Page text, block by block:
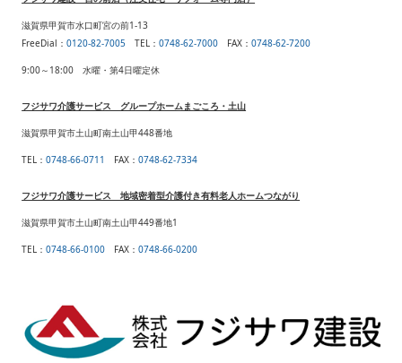
滋賀県甲賀市水口町宮の前1-13
FreeDial：0120-82-7005 TEL ：0748-62-7000 FAX ：0748-62-7200
9:00～18:00 水曜・第4日曜定休
フジサワ介護サービス グループホームまごころ・土山
滋賀県甲賀市土山町南土山甲448番地
TEL ：0748-66-0711 FAX ：0748-62-7334
フジサワ介護サービス 地域密着型介護付き有料老人ホームつながり
滋賀県甲賀市土山町南土山甲449番地1
TEL：0748-66-0100 FAX ：0748-66-0200